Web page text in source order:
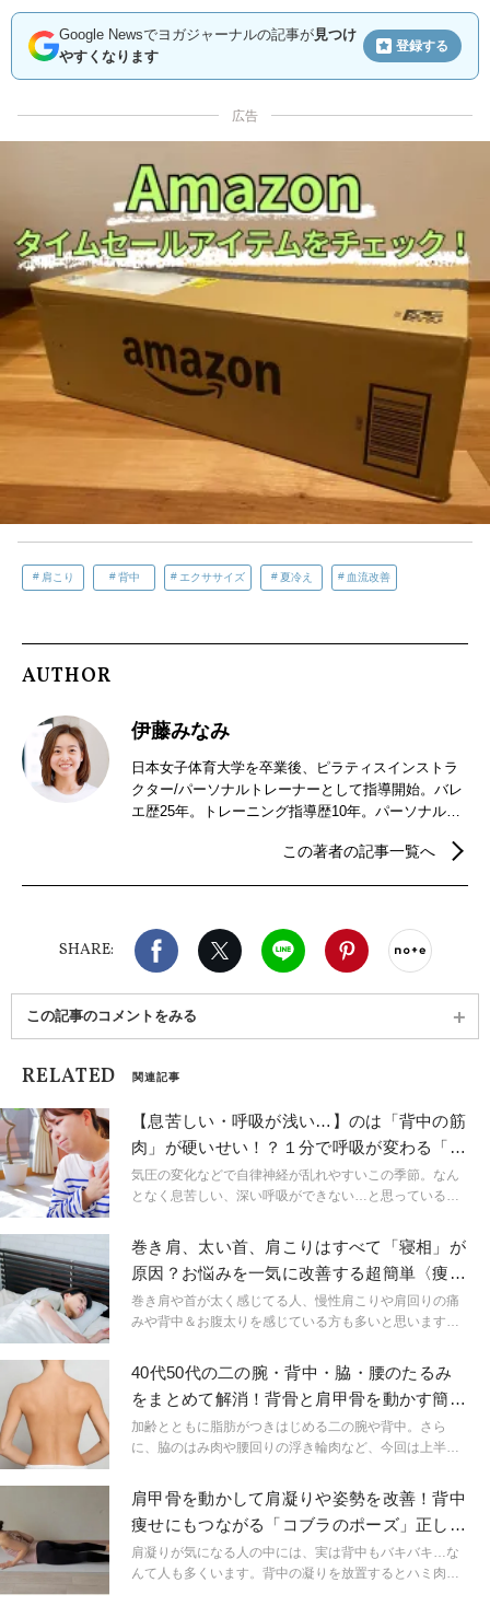
Google Newsでヨガジャーナルの記事が見つけ
やすくなります
登録する
広告
肩こり 背中 エクササイズ 夏冷え 血流改善
AUTHOR
伊藤みなみ
日本女子体育大学を卒業後、ピラティスインストラ
クター/パーソナルトレーナーとして指導開始。バレ
エ歴25年。トレーニング指導歴10年。パーソナルト
ブ配信も行っている。しなやかに動く体作りをモッ
この著者の記事一覧へ
SHARE:
Facebook X（旧twitter）
LINE Pinterest
この記事のコメントをみる
RELATED 関連記事
【息苦しい・呼吸が浅い…】のは「背中の筋
肉」が硬いせい！？１分で呼吸が変わる「広
背筋ストレッチ」
気圧の変化などで自律神経が乱れやすいこの季節。なん
となく息苦しい、深い呼吸ができない…と思っている人
のが「広背筋」。誰でも簡単にできる背中のストレッチ
のご紹介です。
巻き肩、太い首、肩こりはすべて「寝相」が
原因？お悩みを一気に改善する超簡単〈痩せ
ストレッチ〉
巻き肩や首が太く感じてる人、慢性肩こりや肩回りの痛
みや背中＆お腹太りを感じている方も多いと思います
寝前や寝起きに行うだけで首や肩のコリが和らぎ、リン
パが流れ、更にはお腹や背中周りも痩せやすくなるとい
う万能かつ超簡単な痩せストレッチのご紹介です。
40代50代の二の腕・背中・脇・腰のたるみ
をまとめて解消！背骨と肩甲骨を動かす簡単
椅子エクサ
加齢とともに脂肪がつきはじめる二の腕や背中。さら
に、脇のはみ肉や腰回りの浮き輪肉など、今回は上半身
代、50代になり体型の変化が気になり始めた人におすす
め！椅子に座ったままできる簡単なエクササイズです。
肩甲骨を動かして肩凝りや姿勢を改善！背中
痩せにもつながる「コブラのポーズ」正しい
やり方
肩凝りが気になる人の中には、実は背中もバキバキ…な
んて人も多くいます。背中の凝りを放置するとハミ肉の